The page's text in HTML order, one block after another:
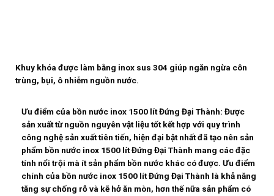
Khuy khóa được làm bằng inox sus 304 giúp ngăn ngừa côn
trùng, bụi, ô nhiễm nguồn nước.
Ưu điểm của bồn nước inox 1500 lít Đứng Đại Thành: Được
sản xuất từ nguồn nguyên vật liệu tốt kết hợp với quy trình
công nghệ sản xuất tiên tiến, hiện đại bật nhất đã tạo nên sản
phẩm bồn nước inox 1500 lít Đứng Đại Thành mang các đặc
tính nổi trội mà ít sản phẩm bồn nước khác có được. Ưu điểm
chính của bồn nước inox 1500 lít Đứng Đại Thành là khả năng
tăng sự chống rỗ và kẽ hở ăn mòn, hơn thế nữa sản phẩm có